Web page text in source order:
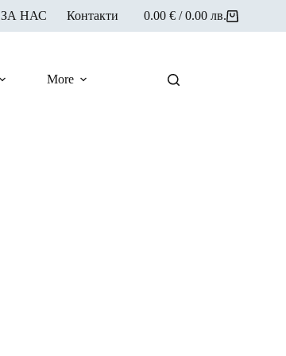
ЗА НАС Контакти
Shopping
cart
0.00 € / 0.00 лв.
More